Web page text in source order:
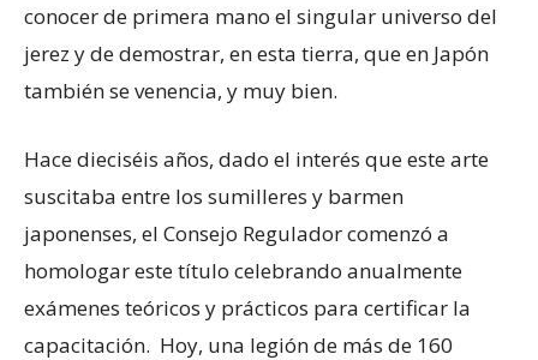
conocer de primera mano el singular universo del
jerez y de demostrar, en esta tierra, que en Japón
también se venencia, y muy bien.
Hace dieciséis años, dado el interés que este arte
suscitaba entre los sumilleres y barmen
japonenses, el Consejo Regulador comenzó a
homologar este título celebrando anualmente
exámenes teóricos y prácticos para certificar la
capacitación. Hoy, una legión de más de 160